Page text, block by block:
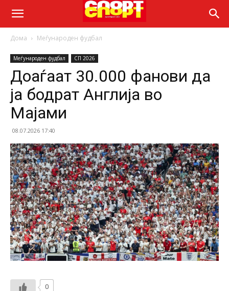
Дома Меѓународен фудбал
Меѓународен фудбал СП 2026
Доаѓаат 30.000 фанови да
ја бодрат Англија во
Мајами
08.07.2026 17:40
0